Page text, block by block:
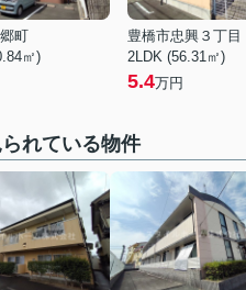
町
㎡)
豊橋市忠興３丁目
2LDK (56.31㎡)
5.4万円
れている物件